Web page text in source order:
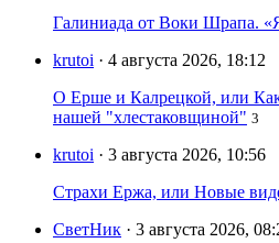
Галиниада от Воки Шрапа.
krutoi · 4 августа 2026, 18:12
О Ерше и Калрецкой, или Как
нашей "хлестаковщиной" 3
krutoi · 3 августа 2026, 10:56
Страхи Ержа, или Новые
СветНик · 3 августа 2026,